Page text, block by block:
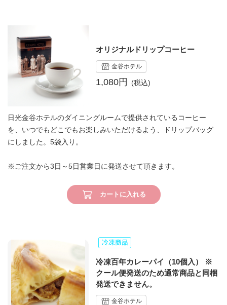
オリジナルドリップコーヒー
金谷ホテル
1,080円
日光金谷ホテルのダイニングルームで提供されているコーヒー
を、いつでもどこでもお楽しみいただけるよう、ドリップバッグ
にしました。5袋入り。
※ご注文から3日～5日営業日に発送させて頂きます。
カートに入れる
冷凍百年カレーパイ（10個入） ※
クール便発送のため通常商品と同梱
発送できません。
金谷ホテル